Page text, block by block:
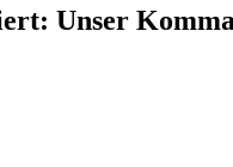
Unser